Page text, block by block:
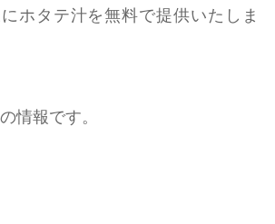
ホタテ汁を無料で提供いたしま
情報です。